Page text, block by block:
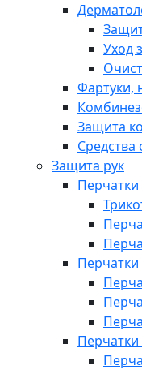
Уход
Фартуки,
Защита
Защита рук
Перчатки
Перчатки